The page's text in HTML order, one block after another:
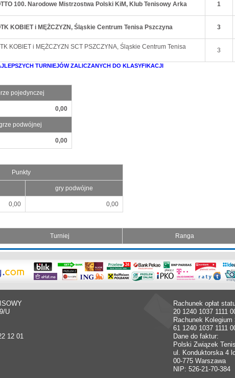
100. Narodowe Mistrzostwa Polski KiM, Klub Tenisowy Arka 1
KOBIET i MĘŻCZYZN, Śląskie Centrum Tenisa Pszczyna 3
KOBIET i MĘŻCZYZN SCT PSZCZYNA, Śląskie Centrum Tenisa
3
TURNIEJÓW ZALICZANYCH DO KLASYFIKACJI
pojedynczej
0,00
podwójnej
0,00
Punkty
gry podwójne
0,00 0,00
Turniej Ranga
U
12 01
Rachunek opłat
20 1240 1037 1111
Rachunek
61 1240 1037 1111
Dane do faktur:
Polski Związek
ul. Konduktorska 4
00-775 Warszawa
NIP: 526-21-70-384